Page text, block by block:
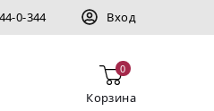
0-344 Вход
0
Корзина